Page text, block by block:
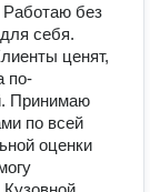
Работаю без
себя.
ценят,
по-
Принимаю
по всей
оценки